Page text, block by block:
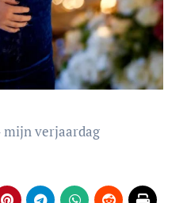
mijn verjaardag